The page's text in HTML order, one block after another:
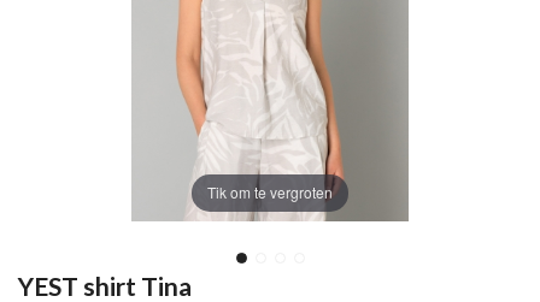
Tik om te vergroten
YEST shirt Tina